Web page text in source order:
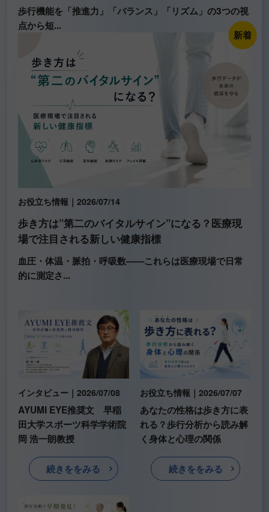
歩行機能を「推進力」「バランス」「リズム」の3つの視
点から短...
新着
お役立ち情報｜2026/07/14
歩き方は”第二のバイタルサイン”になる？医療現
場で注目される新しい健康指標
血圧・体温・脈拍・呼吸数——これらは医療現場で日常
的に測定さ...
インタビュー｜2026/07/08
AYUMI EYE推奨文 早稲
田大学スポーツ科学学術院
岡 浩一朗教授
続きををみる
お役立ち情報｜2026/07/07
あなたの性格は歩き方に表
れる？歩行分析から読み解
く身体と心理の関係
続きををみる